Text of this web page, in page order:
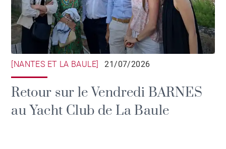
[NANTES ET LA BAULE] 21/07/2026
Retour sur le Vendredi BARNES
au Yacht Club de La Baule